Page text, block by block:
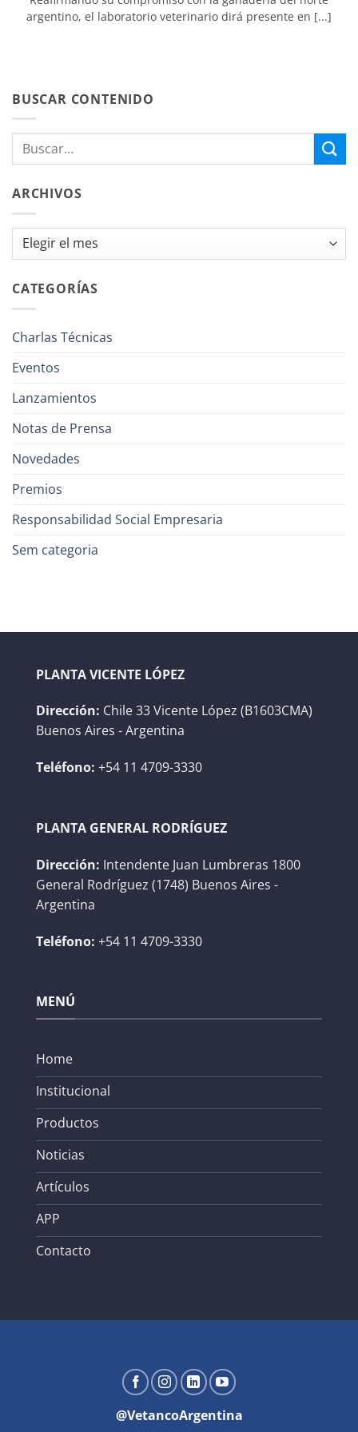
argentino, el laboratorio veterinario dirá presente en [...]
BUSCAR CONTENIDO
ARCHIVOS
Archivos
CATEGORÍAS
Charlas Técnicas
Eventos
Lanzamientos
Notas de Prensa
Novedades
Premios
Responsabilidad Social Empresaria
Sem categoria
PLANTA VICENTE LÓPEZ
Dirección: Chile 33 Vicente López (B1603CMA)
Buenos Aires - Argentina
Teléfono: +54 11 4709-3330
PLANTA GENERAL RODRÍGUEZ
Dirección: Intendente Juan Lumbreras 1800
General Rodríguez (1748) Buenos Aires -
Argentina
Teléfono: +54 11 4709-3330
MENÚ
Home
Institucional
Productos
Noticias
Artículos
APP
Contacto
@VetancoArgentina